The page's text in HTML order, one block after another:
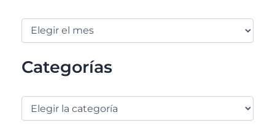
Categorías